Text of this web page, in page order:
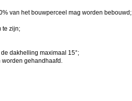
van het bouwperceel mag worden bebouwd;
te zijn;
dakhelling maximaal 15°;
worden gehandhaafd.